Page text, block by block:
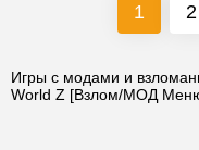
1 2
Игры с модами и
World Z [Взлом/МОД